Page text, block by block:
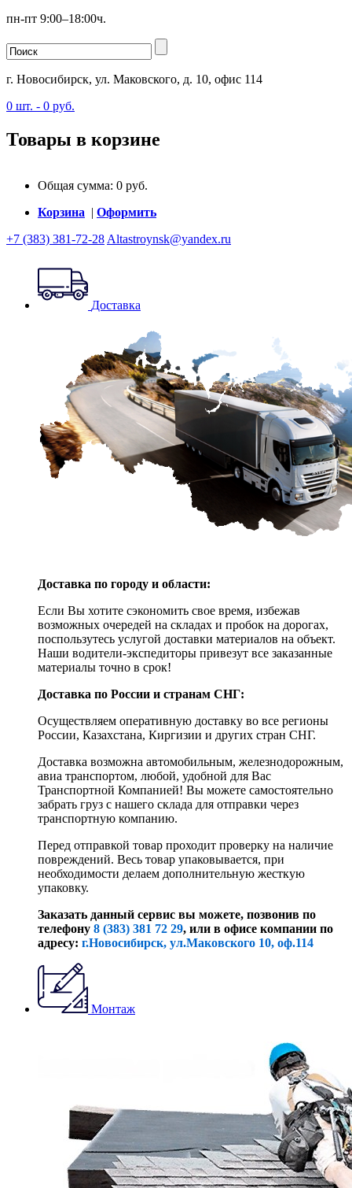
пн-пт 9:00–18:00ч.
г. Новосибирск, ул. Маковского, д. 10, офис 114
0 шт. - 0 руб.
Товары в корзине
Общая сумма: 0 руб.
Корзина | Оформить
+7 (383) 381-72-28 Altastroynsk@yandex.ru
Доставка
Доставка по городу и области:
Если Вы хотите сэкономить свое время, избежав
возможных очередей на складах и пробок на дорогах,
поспользутесь услугой доставки материалов на объект.
Наши водители-экспедиторы привезут все заказанные
материалы точно в срок!
Доставка по России и странам СНГ:
Осуществляем оперативную доставку во все регионы
России, Казахстана, Киргизии и других стран СНГ.
Доставка возможна автомобильным, железнодорожным,
авиа транспортом, любой, удобной для Вас
Транспортной Компанией! Вы можете самостоятельно
забрать груз с нашего склада для отправки через
транспортную компанию.
Перед отправкой товар проходит проверку на наличие
повреждений. Весь товар упаковывается, при
необходимости делаем дополнительную жесткую
упаковку.
Заказать данный сервис вы можете, позвонив по
телефону 8 (383) 381 72 29, или в офисе компании по
адресу: г.Новосибирск, ул.Маковского 10, оф.114
Монтаж